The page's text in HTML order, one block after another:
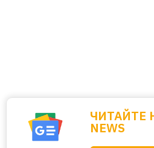
ЧИТАЙТЕ
NEWS